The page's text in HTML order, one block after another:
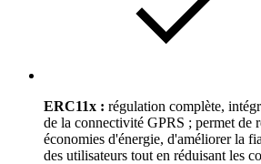
ERC11x : régulation complète,
de la connectivité GPRS ; permet de
économies d'énergie, d'améliorer la
des utilisateurs tout en réduisant les